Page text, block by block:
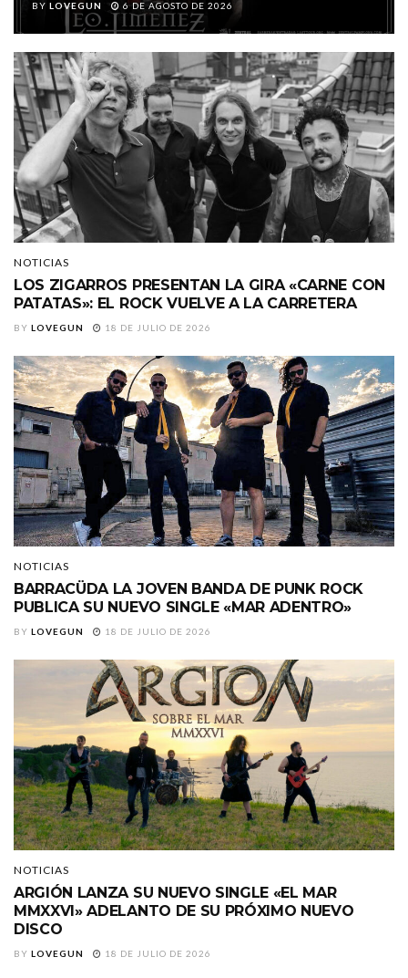
BY LOVEGUN 6 DE AGOSTO DE 2026
NOTICIAS
LOS ZIGARROS PRESENTAN LA GIRA «CARNE CON
PATATAS»: EL ROCK VUELVE A LA CARRETERA
BY LOVEGUN 18 DE JULIO DE 2026
NOTICIAS
BARRACÜDA LA JOVEN BANDA DE PUNK ROCK
PUBLICA SU NUEVO SINGLE «MAR ADENTRO»
BY LOVEGUN 18 DE JULIO DE 2026
NOTICIAS
ARGIÓN LANZA SU NUEVO SINGLE «EL MAR
MMXXVI» ADELANTO DE SU PRÓXIMO NUEVO
DISCO
BY LOVEGUN 18 DE JULIO DE 2026